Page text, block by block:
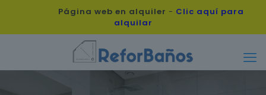
Página web en alquiler - Clic aquí para
alquilar